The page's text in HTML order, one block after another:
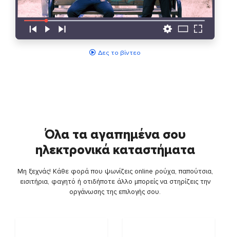
Δες το βίντεο
Όλα τα αγαπημένα σου
ηλεκτρονικά καταστήματα
Μη ξεχνάς! Κάθε φορά που ψωνίζεις online ρούχα, παπούτσια,
εισιτήρια, φαγητό ή οτιδήποτε άλλο μπορείς να στηρίζεις την
οργάνωσης της επιλογής σου.